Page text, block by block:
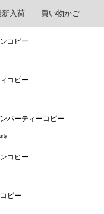
入荷 買い物かご
コピー
コピー
パーティーコピー
コピー
ピー